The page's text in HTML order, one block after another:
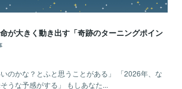
命が大きく動き出す「奇跡のターニングポイン
いのかな？とふと思うことがある」 「2026年、な
うな予感がする」 もしあなた...